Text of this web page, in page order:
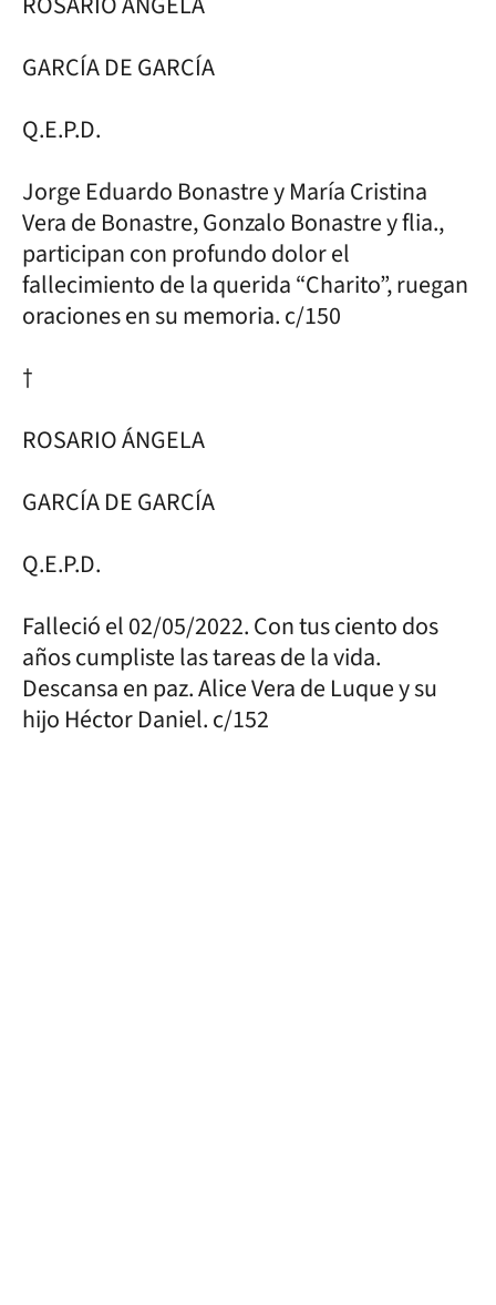
GARCÍA DE GARCÍA
Q.E.P.D.
Jorge Eduardo Bonastre y María Cristina
Vera de Bonastre, Gonzalo Bonastre y flia.,
participan con profundo dolor el
fallecimiento de la querida “Charito”, ruegan
oraciones en su memoria. c/150
†
ROSARIO ÁNGELA
GARCÍA DE GARCÍA
Q.E.P.D.
Falleció el 02/05/2022. Con tus ciento dos
años cumpliste las tareas de la vida.
Descansa en paz. Alice Vera de Luque y su
hijo Héctor Daniel. c/152